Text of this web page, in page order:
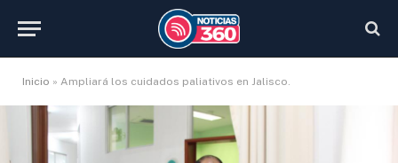
Inicio » Ampliará los cuidados paliativos en Jalisco.